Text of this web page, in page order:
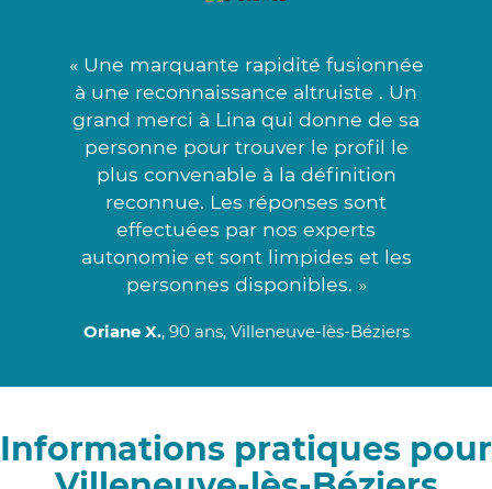
« Une marquante rapidité fusionnée
à une reconnaissance altruiste . Un
grand merci à Lina qui donne de sa
personne pour trouver le profil le
plus convenable à la définition
reconnue. Les réponses sont
effectuées par nos experts
autonomie et sont limpides et les
personnes disponibles. »
Oriane X., 90 ans, Villeneuve-lès-Béziers
Informations pratiques pour